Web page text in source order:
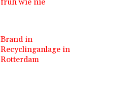
früh wie nie
Brand in
Recyclinganlage in
Rotterdam